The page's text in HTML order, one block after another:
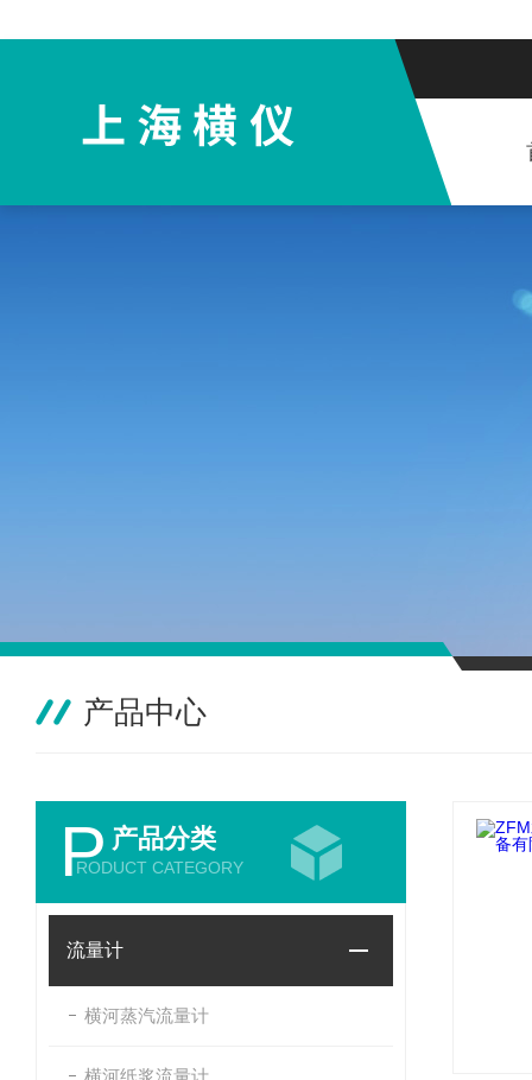
产品中心
P 产品分类
RODUCT CATEGORY
流量计
横河蒸汽流量计
横河纸浆流量计